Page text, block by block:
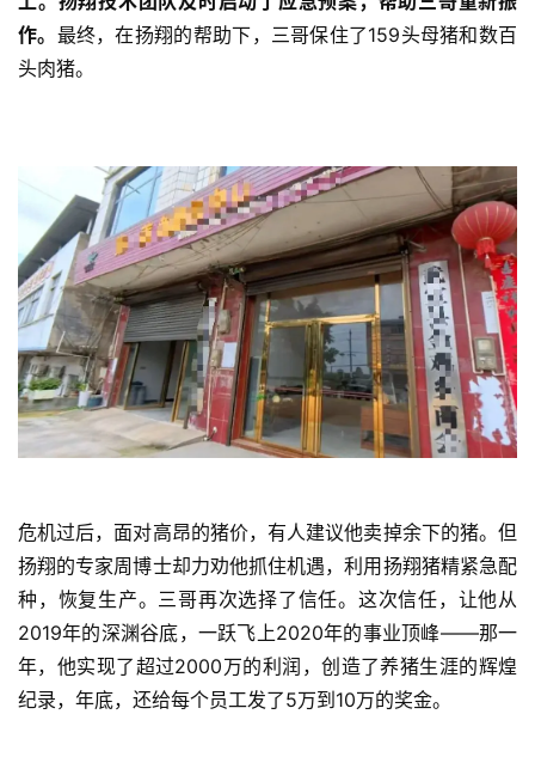
资
讯
新
闻
分
告
数
图
表
作。 最终，在扬翔的帮助下，三哥保住了159头母猪和数百
头肉猪。
危机过后，面对高昂的猪价，有人建议他卖掉余下的猪。但
扬翔的专家周博士却力劝他抓住机遇，利用扬翔猪精紧急配
种，恢复生产。三哥再次选择了信任。这次信任，让他从
2019年的深渊谷底，一跃飞上2020年的事业顶峰——那一
年，他实现了超过2000万的利润，创造了养猪生涯的辉煌
纪录，年底，还给每个员工发了5万到10万的奖金。